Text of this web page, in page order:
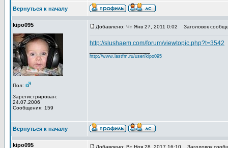
Вернуться к началу
kipo095
Пол:
Зарегистрирован:
24.07.2006
Сообщения: 159
Добавлено: Чт Янв 27, 2011 0:02 Заголовок
http://slushaem.com/forum/viewtopic.php?t=3542
http://www.lastfm.ru/user/kipo095
Вернуться к началу
kipo095 Добавлено: Вт Ноя 28, 2017 16:10 Заголовок